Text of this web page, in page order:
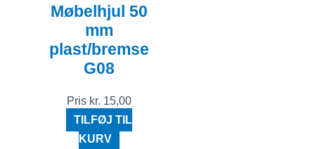
Møbelhjul 50
mm
plast/bremse
G08
Pris kr. 15,00
TILFØJ TIL
KURV